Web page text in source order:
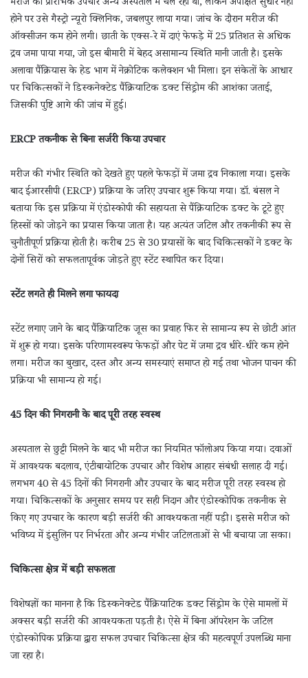
होने पर उसे गैस्ट्रो न्यूरो क्लिनिक, जबलपुर लाया गया। जांच के दौरान मरीज की
ऑक्सीजन कम होने लगी। छाती के एक्स-रे में दाएं फेफड़े में 25 प्रतिशत से अधिक
द्रव जमा पाया गया, जो इस बीमारी में बेहद असामान्य स्थिति मानी जाती है। इसके
अलावा पैंक्रियास के हेड भाग में नेक्रोटिक कलेक्शन भी मिला। इन संकेतों के आधार
पर चिकित्सकों ने डिस्कनेक्टेड पैंक्रियाटिक डक्ट सिंड्रोम की आशंका जताई,
जिसकी पुष्टि आगे की जांच में हुई।
ERCP तकनीक से बिना सर्जरी किया उपचार
मरीज की गंभीर स्थिति को देखते हुए पहले फेफड़ों में जमा द्रव निकाला गया। इसके
बाद ईआरसीपी (ERCP) प्रक्रिया के जरिए उपचार शुरू किया गया। डॉ. बंसल ने
बताया कि इस प्रक्रिया में एंडोस्कोपी की सहायता से पैंक्रियाटिक डक्ट के टूटे हुए
हिस्सों को जोड़ने का प्रयास किया जाता है। यह अत्यंत जटिल और तकनीकी रूप से
चुनौतीपूर्ण प्रक्रिया होती है। करीब 25 से 30 प्रयासों के बाद चिकित्सकों ने डक्ट के
दोनों सिरों को सफलतापूर्वक जोड़ते हुए स्टेंट स्थापित कर दिया।
स्टेंट लगते ही मिलने लगा फायदा
स्टेंट लगाए जाने के बाद पैंक्रियाटिक जूस का प्रवाह फिर से सामान्य रूप से छोटी आंत
में शुरू हो गया। इसके परिणामस्वरूप फेफड़ों और पेट में जमा द्रव धीरे-धीरे कम होने
लगा। मरीज का बुखार, दस्त और अन्य समस्याएं समाप्त हो गईं तथा भोजन पाचन की
प्रक्रिया भी सामान्य हो गई।
45 दिन की निगरानी के बाद पूरी तरह स्वस्थ
अस्पताल से छुट्टी मिलने के बाद भी मरीज का नियमित फॉलोअप किया गया। दवाओं
में आवश्यक बदलाव, एंटीबायोटिक उपचार और विशेष आहार संबंधी सलाह दी गई।
लगभग 40 से 45 दिनों की निगरानी और उपचार के बाद मरीज पूरी तरह स्वस्थ हो
गया। चिकित्सकों के अनुसार समय पर सही निदान और एंडोस्कोपिक तकनीक से
किए गए उपचार के कारण बड़ी सर्जरी की आवश्यकता नहीं पड़ी। इससे मरीज को
भविष्य में इंसुलिन पर निर्भरता और अन्य गंभीर जटिलताओं से भी बचाया जा सका।
चिकित्सा क्षेत्र में बड़ी सफलता
विशेषज्ञों का मानना है कि डिस्कनेक्टेड पैंक्रियाटिक डक्ट सिंड्रोम के ऐसे मामलों में
अक्सर बड़ी सर्जरी की आवश्यकता पड़ती है। ऐसे में बिना ऑपरेशन के जटिल
एंडोस्कोपिक प्रक्रिया द्वारा सफल उपचार चिकित्सा क्षेत्र की महत्वपूर्ण उपलब्धि माना
जा रहा है।